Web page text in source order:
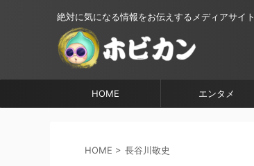
絶対に気になる情報をお伝えするメディアサイト
HOME エンタメ
HOME > 長谷川敬史